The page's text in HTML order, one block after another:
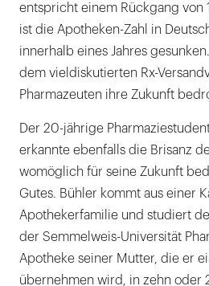
entspricht einem Rückgang von
ist die Apotheken-Zahl in
innerhalb eines Jahres
dem vieldiskutierten Rx-
Pharmazeuten ihre Zukunft
Der 20-jährige
erkannte ebenfalls die Brisanz
womöglich für seine Zukunft
Gutes. Bühler kommt aus einer
Apothekerfamilie und studiert
der Semmelweis-Universität
Apotheke seiner Mutter, die er
übernehmen wird, in zehn oder